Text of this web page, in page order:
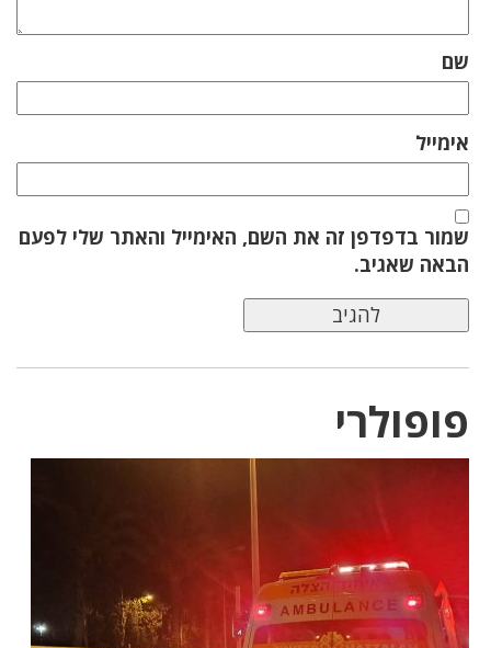
שם
אימייל
שמור בדפדפן זה את השם, האימייל והאתר שלי לפעם
הבאה שאגיב.
פופולרי